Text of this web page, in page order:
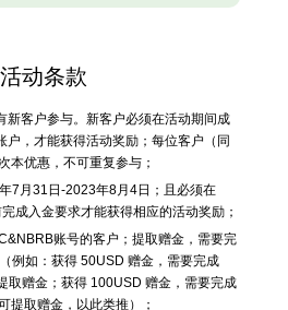
活动条款
新客户参与。新客户必须在活动期间成
户，才能获得活动奖励；每位客户（同
本优惠，不可重复参与；
7月31日-2023年8月4日；且必须在
成入金要求才能获得相应的活动奖励；
账号的客户；提取赠金，需要完
例如：获得 50USD 赠金，需要完成
取赠金；获得 100USD 赠金，需要完成
提取赠金，以此类推）；